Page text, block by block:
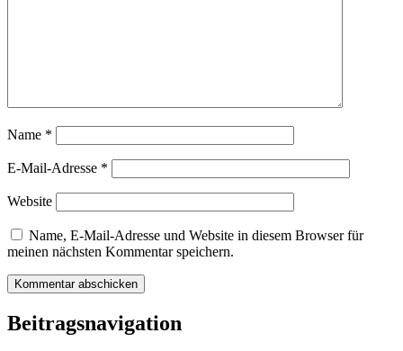
Name *
E-Mail-Adresse *
Website
Name, E-Mail-Adresse und Website in diesem Browser für
meinen nächsten Kommentar speichern.
Beitragsnavigation